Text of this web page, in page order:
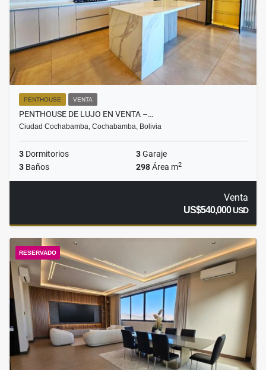
PENTHOUSE VENTA
PENTHOUSE DE LUJO EN VENTA –…
Ciudad Cochabamba, Cochabamba, Bolivia
3 Dormitorios 3Garaje
3 Baños 298Área m2
Venta
US$540,000USD
RESERVADO